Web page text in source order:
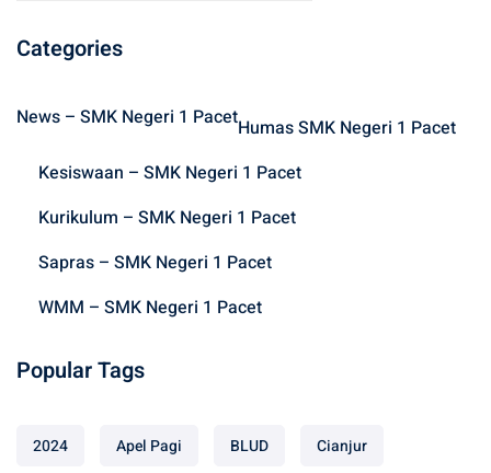
r
f
Categories
News – SMK Negeri 1 PacetHumas SMK Negeri 1 Pacet
Kesiswaan – SMK Negeri 1 Pacet
Kurikulum – SMK Negeri 1 Pacet
Sapras – SMK Negeri 1 Pacet
WMM – SMK Negeri 1 Pacet
Popular Tags
2024 Apel Pagi BLUD Cianjur